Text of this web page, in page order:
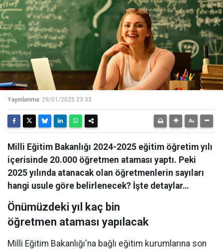
Yayınlanma: 29/01/2025 23:33
Milli Eğitim Bakanlığı 2024-2025 eğitim öğretim yılı
içerisinde 20.000 öğretmen ataması yaptı. Peki
2025 yılında atanacak olan öğretmenlerin sayıları
hangi usule göre belirlenecek? İşte detaylar…
Önümüzdeki yıl kaç bin
öğretmen ataması yapılacak
Milli Eğitim Bakanlığı'na bağlı eğitim kurumlarına son